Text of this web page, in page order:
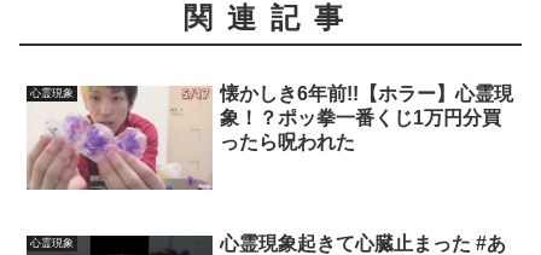
関連記事
心霊現象
懐かしき6年前!!【ホラー】心霊現
象！？ポッ拳一番くじ1万円分買
ったら呪われた
心霊現象
心霊現象起きて心臓止まった #あ